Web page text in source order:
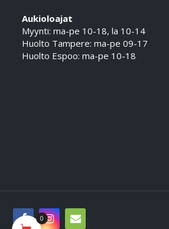
Aukioloajat
Myynti: ma-pe 10-18, la 10-14
Huolto Tampere: ma-pe 09-17
Huolto Espoo: ma-pe 10-18
0